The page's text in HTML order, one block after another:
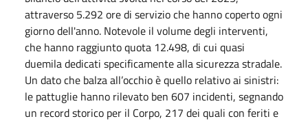
attraverso 5.292 ore di servizio che hanno coperto ogni
giorno dell'anno. Notevole il volume degli interventi,
che hanno raggiunto quota 12.498, di cui quasi
duemila dedicati specificamente alla sicurezza stradale.
Un dato che balza all’occhio è quello relativo ai sinistri:
le pattuglie hanno rilevato ben 607 incidenti, segnando
un record storico per il Corpo, 217 dei quali con feriti e